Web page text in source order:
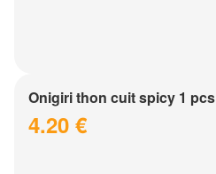
Onigiri thon cuit spicy 1 pcs
4.20 €